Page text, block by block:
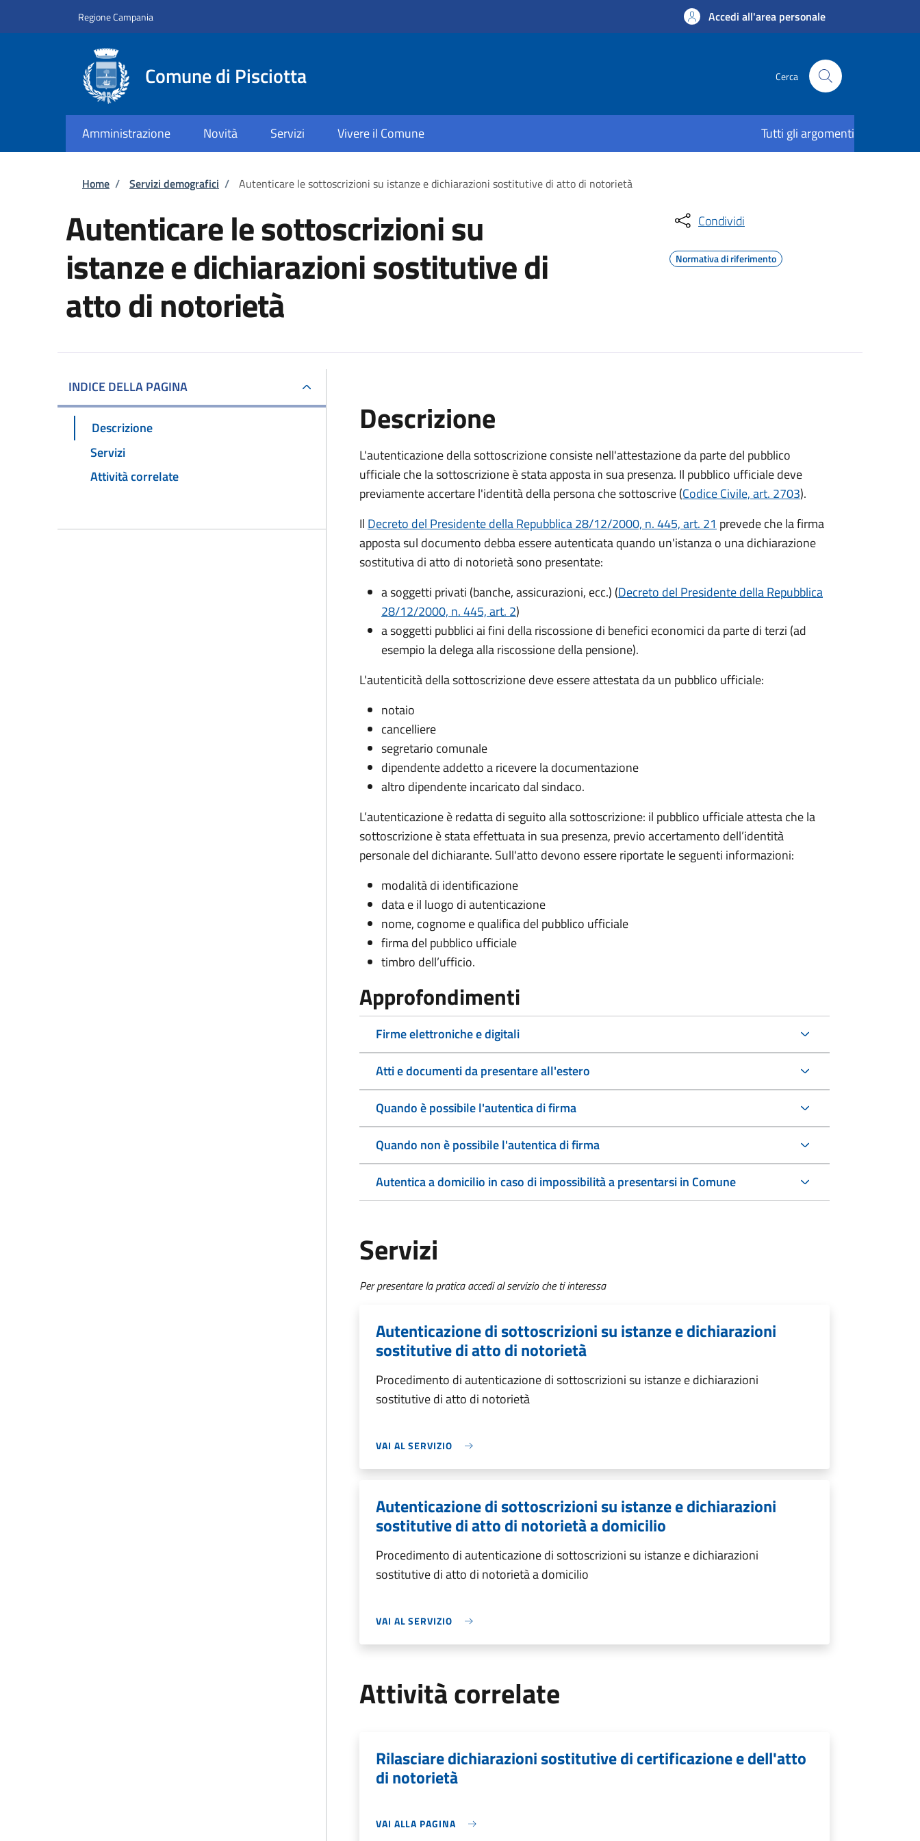
Regione Campania Accedi all'area personale
Comune di Pisciotta Cerca
Amministrazione Novità Servizi Vivere il Comune Tutti gli argomenti
Briciole di pane
Home / Servizi demografici / Autenticare le sottoscrizioni su istanze e dichiarazioni sostitutive di atto di notorietà
Autenticare le sottoscrizioni su
istanze e dichiarazioni sostitutive di
atto di notorietà
Condividi
Normativa di riferimento
INDICE DELLA PAGINA
Descrizione
Servizi
Attività correlate
Descrizione
L'autenticazione della sottoscrizione consiste nell'attestazione da parte del pubblico
ufficiale che la sottoscrizione è stata apposta in sua presenza. Il pubblico ufficiale deve
previamente accertare l'identità della persona che sottoscrive (Codice Civile, art. 2703).
Il Decreto del Presidente della Repubblica 28/12/2000, n. 445, art. 21 prevede che la firma
apposta sul documento debba essere autenticata quando un'istanza o una dichiarazione
sostitutiva di atto di notorietà sono presentate:
a soggetti privati​​​​​ (banche, assicurazioni, ecc.) (Decreto del Presidente della Repubblica
28/12/2000, n. 445, art. 2)
a soggetti pubblici ai fini della riscossione di benefici economici da parte di terzi (ad
esempio la delega alla riscossione della pensione).
L'autenticità della sottoscrizione deve essere attestata da un pubblico ufficiale:
notaio
cancelliere
segretario comunale
dipendente addetto a ricevere la documentazione
altro dipendente incaricato dal sindaco.
L’autenticazione è redatta di seguito alla sottoscrizione: il pubblico ufficiale attesta che la
sottoscrizione è stata effettuata in sua presenza, previo accertamento dell’identità
personale del dichiarante. Sull'atto devono essere riportate le seguenti informazioni:
modalità di identificazione
data e il luogo di autenticazione
nome, cognome e qualifica del pubblico ufficiale
firma del pubblico ufficiale
timbro dell’ufficio.
Approfondimenti
Firme elettroniche e digitali
Atti e documenti da presentare all'estero
Quando è possibile l'autentica di firma
Quando non è possibile l'autentica di firma
Autentica a domicilio in caso di impossibilità a presentarsi in Comune
Servizi
Per presentare la pratica accedi al servizio che ti interessa
Autenticazione di sottoscrizioni su istanze e dichiarazioni
sostitutive di atto di notorietà
Procedimento di autenticazione di sottoscrizioni su istanze e dichiarazioni
sostitutive di atto di notorietà
VAI AL SERVIZIO
Autenticazione di sottoscrizioni su istanze e dichiarazioni
sostitutive di atto di notorietà a domicilio
Procedimento di autenticazione di sottoscrizioni su istanze e dichiarazioni
sostitutive di atto di notorietà a domicilio
VAI AL SERVIZIO
Attività correlate
Rilasciare dichiarazioni sostitutive di certificazione e dell'atto
di notorietà
VAI ALLA PAGINA